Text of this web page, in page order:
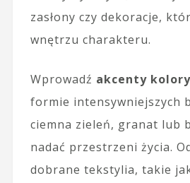
zasłony czy dekoracje,
wnętrzu charakteru.
Wprowadź akcenty
formie intensywniejszych
ciemna zieleń, granat lub
nadać przestrzeni życia.
dobrane tekstylia, takie